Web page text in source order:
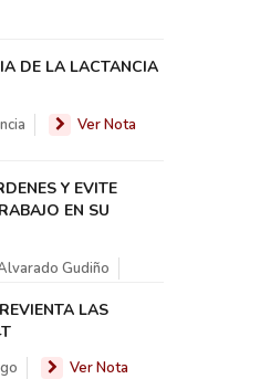
DE LA LACTANCIA
Ver Nota
Y EVITE
EN SU
Gudiño
LAS
Ver Nota